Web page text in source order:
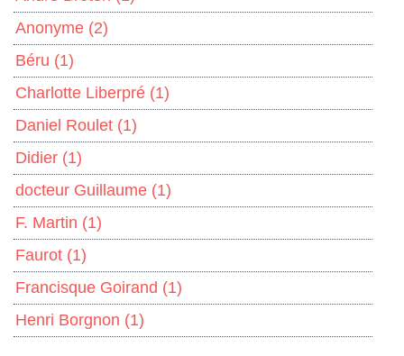
Anonyme (2)
Béru (1)
Charlotte Liberpré (1)
Daniel Roulet (1)
Didier (1)
docteur Guillaume (1)
F. Martin (1)
Faurot (1)
Francisque Goirand (1)
Henri Borgnon (1)